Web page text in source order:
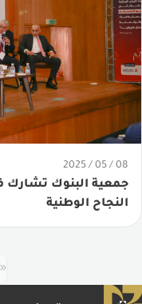
08 / 05 / 2025
جمعية البنوك تشارك
النجاح الوطنية